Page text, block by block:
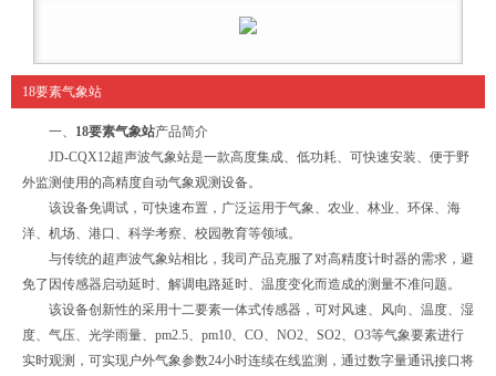
18要素气象站
一、 18要素气象站产品简介
JD-CQX12超声波气象站是一款高度集成、低功耗、可快速安装、便于野
外监测使用的高精度自动气象观测设备。
该设备免调试，可快速布置，广泛运用于气象、农业、林业、环保、海
洋、机场、港口、科学考察、校园教育等领域。
与传统的超声波气象站相比，我司产品克服了对高精度计时器的需求，避
免了因传感器启动延时、解调电路延时、温度变化而造成的测量不准问题。
该设备创新性的采用十二要素一体式传感器，可对风速、风向、温度、湿
度、气压、光学雨量、pm2.5、pm10、CO、NO2、SO2、O3等气象要素进行
实时观测，可实现户外气象参数24小时连续在线监测，通过数字量通讯接口将